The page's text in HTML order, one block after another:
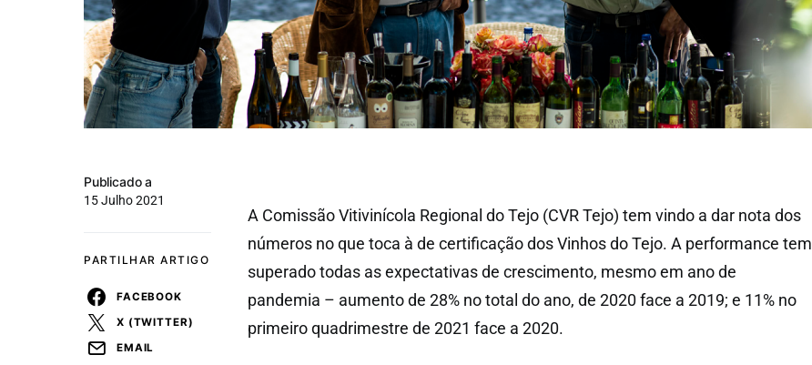
Publicado a
15 Julho 2021
PARTILHAR ARTIGO
FACEBOOK
X (TWITTER)
EMAIL
A Comissão Vitivinícola Regional do Tejo (CVR Tejo) tem vindo a dar nota dos
números no que toca à de certificação dos Vinhos do Tejo. A performance tem
superado todas as expectativas de crescimento, mesmo em ano de
pandemia – aumento de 28% no total do ano, de 2020 face a 2019; e 11% no
primeiro quadrimestre de 2021 face a 2020.